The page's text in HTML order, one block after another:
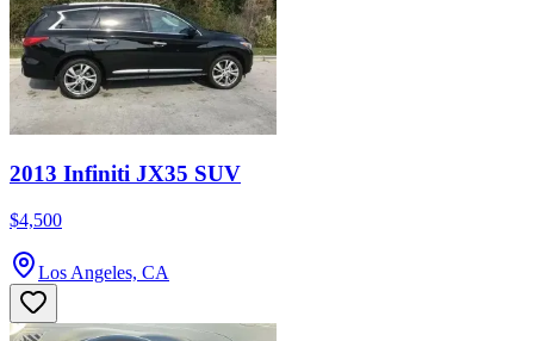
2013 Infiniti JX35 SUV
$4,500
Los Angeles, CA